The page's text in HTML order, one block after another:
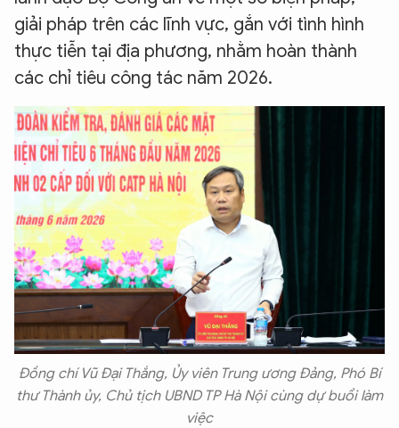
giải pháp trên các lĩnh vực, gắn với tình hình
thực tiễn tại địa phương, nhằm hoàn thành
các chỉ tiêu công tác năm 2026.
Đồng chí Vũ Đại Thắng, Ủy viên Trung ương Đảng, Phó Bí
thư Thành ủy, Chủ tịch UBND TP Hà Nội cùng dự buổi làm
việc